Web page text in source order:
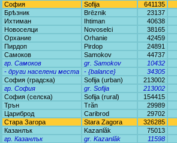
София
Sofija 641135
Брѣзник
Brēznik 23137
Ихтиман
Ihtiman 40638
Новоселци
Novoselci 38165
Орхание
Orhanie 42459
Пирдоп
Pirdop 24891
Самоков
Samokov 44737
гр. Самоков
gr. Samokov 10432
- други населени места
- {balance} 34305
София (градска)
Sofija (urban) 213002
гр. София
gr. Sofija 213002
София (селска)
Sofija (rural) 154415
Трън
Trăn 29989
Цариброд
Caribrod 29702
Стара Загора
Stara Zagora 326285
Казанлък
Kazanlăk 75013
гр. Казанлък
gr. Kazanlăk 11598